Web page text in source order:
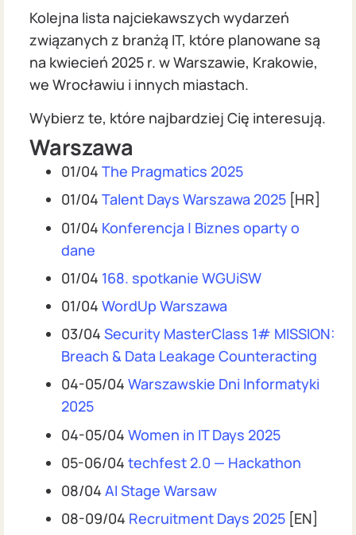
Kolejna lista najciekawszych wydarzeń
związanych z branżą IT, które planowane są
na kwiecień 2025 r. w Warszawie, Krakowie,
we Wrocławiu i innych miastach.
Wybierz te, które najbardziej Cię interesują.
Warszawa
01/04 The Pragmatics 2025
01/04 Talent Days Warszawa 2025 [HR]
01/04 Konferencja | Biznes oparty o
dane
01/04 168. spotkanie WGUiSW
01/04 WordUp Warszawa
03/04 Security MasterClass 1# MISSION:
Breach & Data Leakage Counteracting
04-05/04 Warszawskie Dni Informatyki
2025
04-05/04 Women in IT Days 2025
05-06/04 techfest 2.0 — Hackathon
08/04 AI Stage Warsaw
08-09/04 Recruitment Days 2025 [EN]